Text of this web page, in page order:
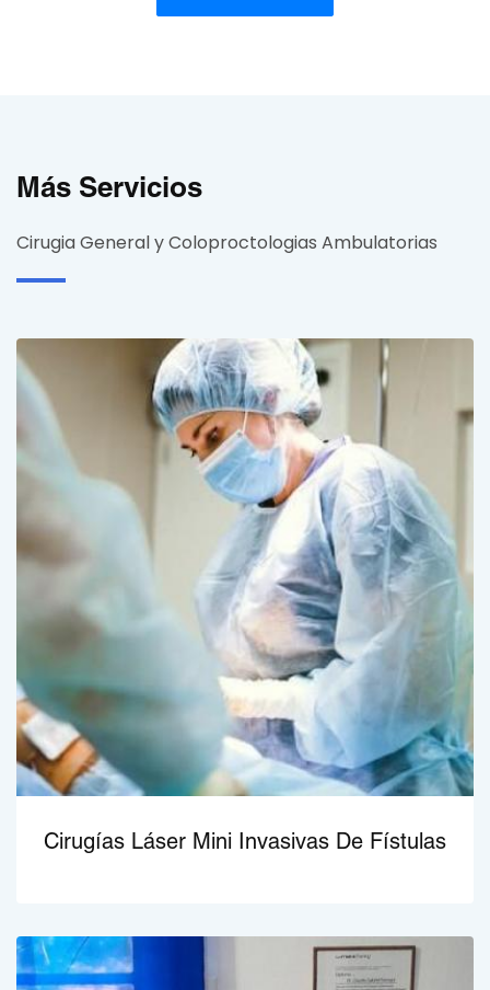
Más Servicios
Cirugia General y Coloproctologias Ambulatorias
Cirugías Láser Mini Invasivas De Fístulas